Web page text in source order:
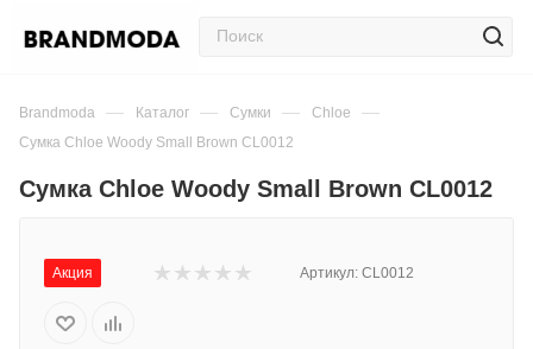
Brandmoda — Каталог — Сумки — Chloe —
Сумка Chloe Woody Small Brown CL0012
Сумка Chloe Woody Small Brown CL0012
Акция Артикул: CL0012